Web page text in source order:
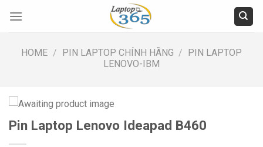
HOME / PIN LAPTOP CHÍNH HÃNG / PIN LAPTOP
LENOVO-IBM
Pin Laptop Lenovo Ideapad B460